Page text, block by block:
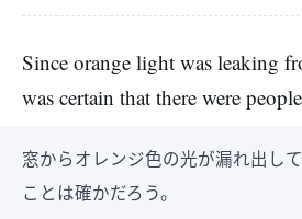
Since orange light was leaking
was certain that there were
窓からオレンジ色の光が漏れ出し
ことは確かだろう。